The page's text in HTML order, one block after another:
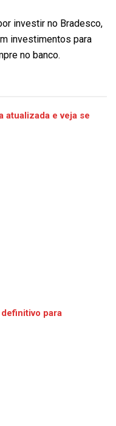
investir no Bradesco,
investimentos para
no banco.
atualizada e veja se
para